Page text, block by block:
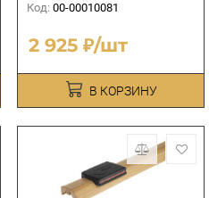
Код: 00-00010081
2 925 ₽/шт
В КОРЗИНУ